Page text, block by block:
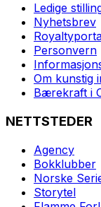
Ledige
Nyhetsbrev
Personvern
Om kunstig
Bærekraft i
NETTSTEDER
Agency
Bokklubber
Norske
Storytel